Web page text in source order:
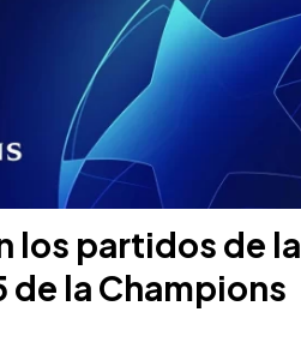
los partidos de la
de la Champions